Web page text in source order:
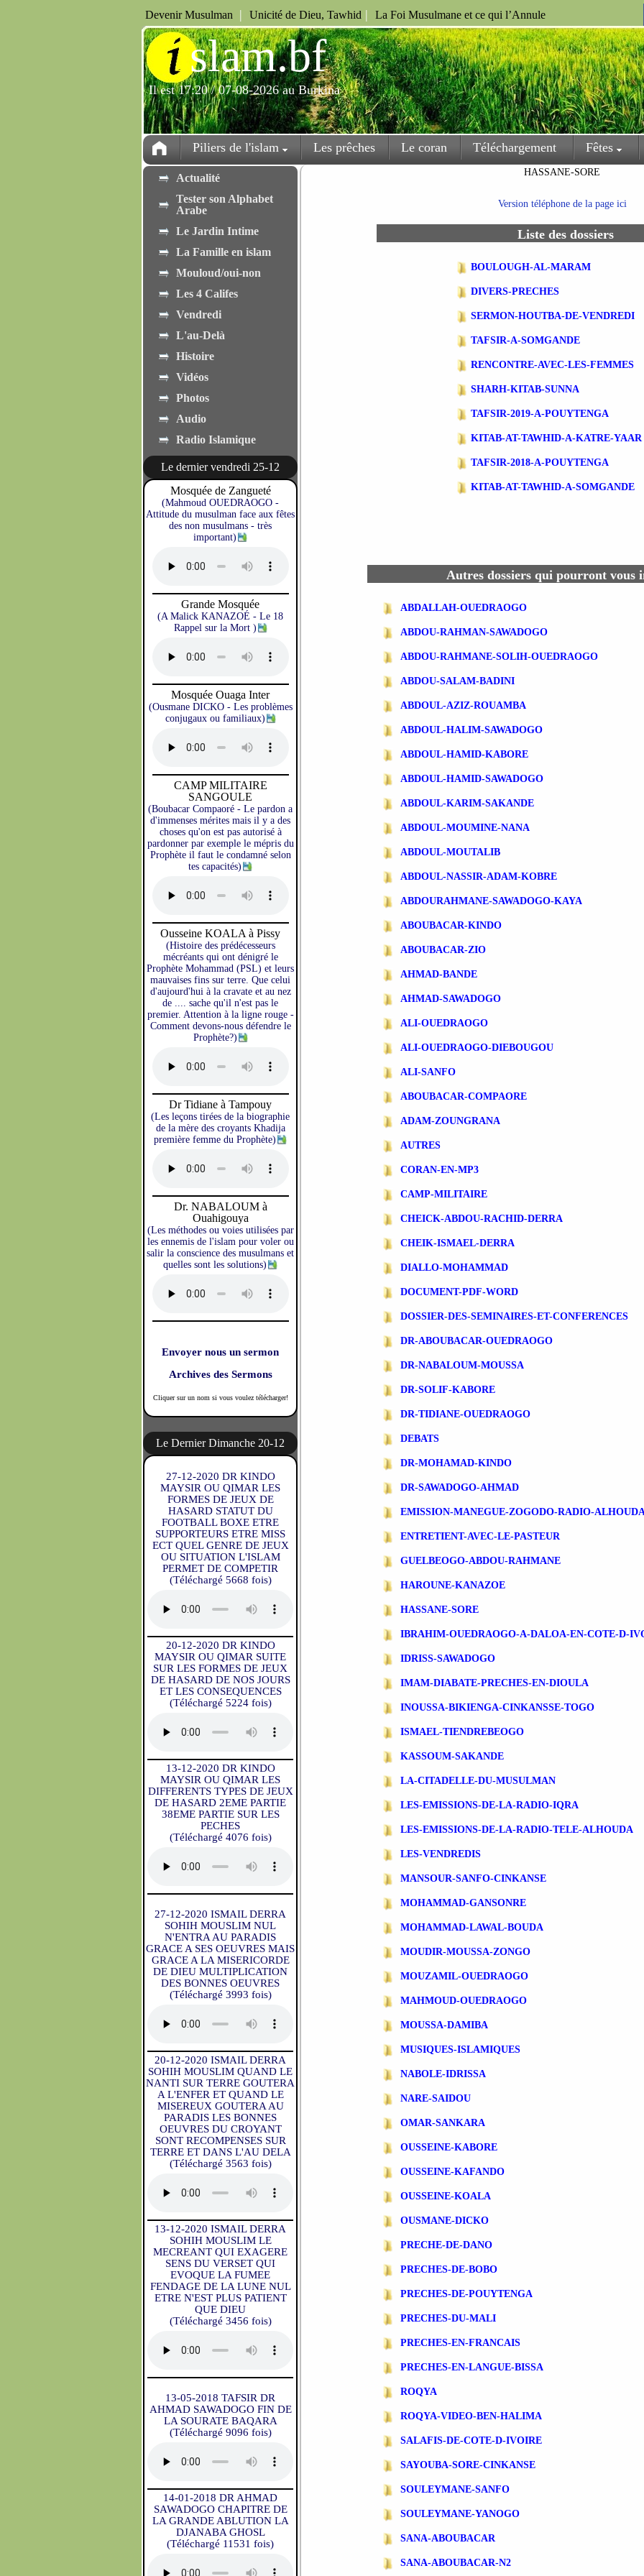
Devenir Musulman | Unicité de Dieu, Tawhid | La Foi Musulmane et ce qui l’Annule
islam.bf
Il est 17:20 / 07-08-2026 au Burkina
Piliers de l'islam Les prêches Le coran Téléchargement Fêtes
Actualité
Tester son Alphabet
Arabe
Le Jardin Intime
La Famille en islam
Mouloud/oui-non
Les 4 Califes
Vendredi
L'au-Delà
Histoire
Vidéos
Photos
Audio
Radio Islamique
Le dernier vendredi 25-12
Mosquée de Zangueté
(Mahmoud OUEDRAOGO -
Attitude du musulman face aux fêtes
des non musulmans - très
important)
Grande Mosquée
(A Malick KANAZOÉ - Le 18
Rappel sur la Mort )
Mosquée Ouaga Inter
(Ousmane DICKO - Les problèmes
conjugaux ou familiaux)
CAMP MILITAIRE
SANGOULE
(Boubacar Compaoré - Le pardon a
d'immenses mérites mais il y a des
choses qu'on est pas autorisé à
pardonner par exemple le mépris du
Prophète il faut le condamné selon
tes capacités)
Ousseine KOALA à Pissy
(Histoire des prédécesseurs
mécréants qui ont dénigré le
Prophète Mohammad (PSL) et leurs
mauvaises fins sur terre. Que celui
d'aujourd'hui à la cravate et au nez
de .... sache qu'il n'est pas le
premier. Attention à la ligne rouge -
Comment devons-nous défendre le
Prophète?)
Dr Tidiane à Tampouy
(Les leçons tirées de la biographie
de la mère des croyants Khadija
première femme du Prophète)
Dr. NABALOUM à
Ouahigouya
(Les méthodes ou voies utilisées par
les ennemis de l'islam pour voler ou
salir la conscience des musulmans et
quelles sont les solutions)
Envoyer nous un sermon
Archives des Sermons
Cliquer sur un nom si vous voulez télécharger!
Le Dernier Dimanche 20-12
27-12-2020 DR KINDO
MAYSIR OU QIMAR LES
FORMES DE JEUX DE
HASARD STATUT DU
FOOTBALL BOXE ETRE
SUPPORTEURS ETRE MISS
ECT QUEL GENRE DE JEUX
OU SITUATION L'ISLAM
PERMET DE COMPETIR
(Téléchargé 5668 fois)
20-12-2020 DR KINDO
MAYSIR OU QIMAR SUITE
SUR LES FORMES DE JEUX
DE HASARD DE NOS JOURS
ET LES CONSEQUENCES
(Téléchargé 5224 fois)
13-12-2020 DR KINDO
MAYSIR OU QIMAR LES
DIFFERENTS TYPES DE JEUX
DE HASARD 2EME PARTIE
38EME PARTIE SUR LES
PECHES
(Téléchargé 4076 fois)
27-12-2020 ISMAIL DERRA
SOHIH MOUSLIM NUL
N'ENTRA AU PARADIS
GRACE A SES OEUVRES MAIS
GRACE A LA MISERICORDE
DE DIEU MULTIPLICATION
DES BONNES OEUVRES
(Téléchargé 3993 fois)
20-12-2020 ISMAIL DERRA
SOHIH MOUSLIM QUAND LE
NANTI SUR TERRE GOUTERA
A L'ENFER ET QUAND LE
MISEREUX GOUTERA AU
PARADIS LES BONNES
OEUVRES DU CROYANT
SONT RECOMPENSES SUR
TERRE ET DANS L'AU DELA
(Téléchargé 3563 fois)
13-12-2020 ISMAIL DERRA
SOHIH MOUSLIM LE
MECREANT QUI EXAGERE
SENS DU VERSET QUI
EVOQUE LA FUMEE
FENDAGE DE LA LUNE NUL
ETRE N'EST PLUS PATIENT
QUE DIEU
(Téléchargé 3456 fois)
13-05-2018 TAFSIR DR
AHMAD SAWADOGO FIN DE
LA SOURATE BAQARA
(Téléchargé 9096 fois)
14-01-2018 DR AHMAD
SAWADOGO CHAPITRE DE
LA GRANDE ABLUTION LA
DJANABA GHOSL
(Téléchargé 11531 fois)
HASSANE-SORE
Version téléphone de la page ici
Liste des dossiers
BOULOUGH-AL-MARAM
DIVERS-PRECHES
SERMON-HOUTBA-DE-VENDREDI
TAFSIR-A-SOMGANDE
RENCONTRE-AVEC-LES-FEMMES
SHARH-KITAB-SUNNA
TAFSIR-2019-A-POUYTENGA
KITAB-AT-TAWHID-A-KATRE-YAAR
TAFSIR-2018-A-POUYTENGA
KITAB-AT-TAWHID-A-SOMGANDE
Autres dossiers qui pourront vous
ABDALLAH-OUEDRAOGO
ABDOU-RAHMAN-SAWADOGO
ABDOU-RAHMANE-SOLIH-OUEDRAOGO
ABDOU-SALAM-BADINI
ABDOUL-AZIZ-ROUAMBA
ABDOUL-HALIM-SAWADOGO
ABDOUL-HAMID-KABORE
ABDOUL-HAMID-SAWADOGO
ABDOUL-KARIM-SAKANDE
ABDOUL-MOUMINE-NANA
ABDOUL-MOUTALIB
ABDOUL-NASSIR-ADAM-KOBRE
ABDOURAHMANE-SAWADOGO-KAYA
ABOUBACAR-KINDO
ABOUBACAR-ZIO
AHMAD-BANDE
AHMAD-SAWADOGO
ALI-OUEDRAOGO
ALI-OUEDRAOGO-DIEBOUGOU
ALI-SANFO
ABOUBACAR-COMPAORE
ADAM-ZOUNGRANA
AUTRES
CORAN-EN-MP3
CAMP-MILITAIRE
CHEICK-ABDOU-RACHID-DERRA
CHEIK-ISMAEL-DERRA
DIALLO-MOHAMMAD
DOCUMENT-PDF-WORD
DOSSIER-DES-SEMINAIRES-ET-CONFERENCES
DR-ABOUBACAR-OUEDRAOGO
DR-NABALOUM-MOUSSA
DR-SOLIF-KABORE
DR-TIDIANE-OUEDRAOGO
DEBATS
DR-MOHAMAD-KINDO
DR-SAWADOGO-AHMAD
EMISSION-MANEGUE-ZOGODO-RADIO-
ENTRETIENT-AVEC-LE-PASTEUR
GUELBEOGO-ABDOU-RAHMANE
HAROUNE-KANAZOE
HASSANE-SORE
IBRAHIM-OUEDRAOGO-A-DALOA-EN-COTE-D-
IDRISS-SAWADOGO
IMAM-DIABATE-PRECHES-EN-DIOULA
INOUSSA-BIKIENGA-CINKANSSE-TOGO
ISMAEL-TIENDREBEOGO
KASSOUM-SAKANDE
LA-CITADELLE-DU-MUSULMAN
LES-EMISSIONS-DE-LA-RADIO-IQRA
LES-EMISSIONS-DE-LA-RADIO-TELE-ALHOUDA
LES-VENDREDIS
MANSOUR-SANFO-CINKANSE
MOHAMMAD-GANSONRE
MOHAMMAD-LAWAL-BOUDA
MOUDIR-MOUSSA-ZONGO
MOUZAMIL-OUEDRAOGO
MAHMOUD-OUEDRAOGO
MOUSSA-DAMIBA
MUSIQUES-ISLAMIQUES
NABOLE-IDRISSA
NARE-SAIDOU
OMAR-SANKARA
OUSSEINE-KABORE
OUSSEINE-KAFANDO
OUSSEINE-KOALA
OUSMANE-DICKO
PRECHE-DE-DANO
PRECHES-DE-BOBO
PRECHES-DE-POUYTENGA
PRECHES-DU-MALI
PRECHES-EN-FRANCAIS
PRECHES-EN-LANGUE-BISSA
ROQYA
ROQYA-VIDEO-BEN-HALIMA
SALAFIS-DE-COTE-D-IVOIRE
SAYOUBA-SORE-CINKANSE
SOULEYMANE-SANFO
SOULEYMANE-YANOGO
SANA-ABOUBACAR
SANA-ABOUBACAR-N2